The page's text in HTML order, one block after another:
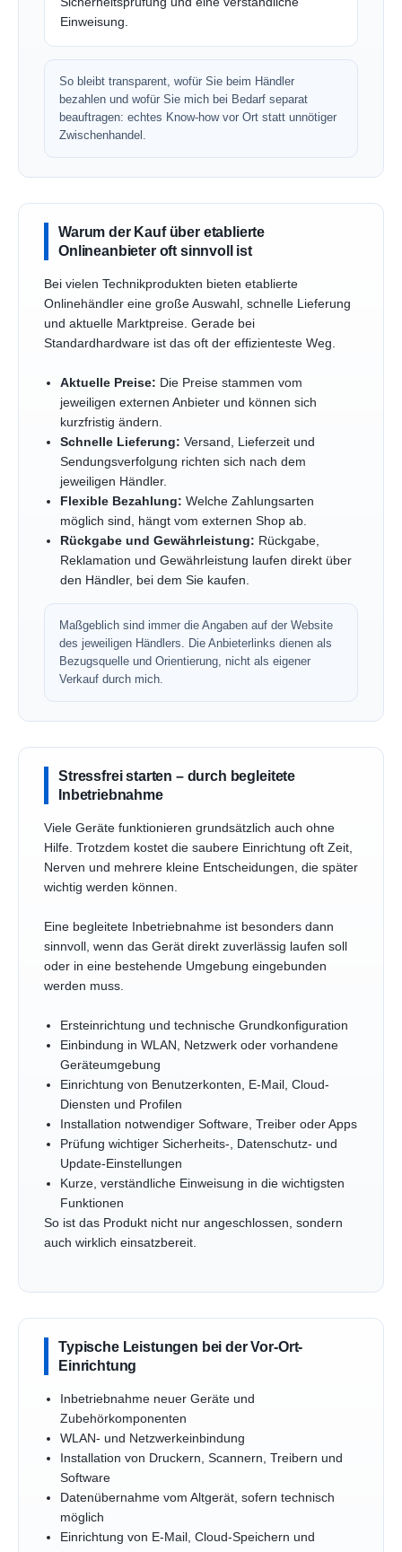
Einweisung.
So bleibt transparent, wofür Sie beim Händler
bezahlen und wofür Sie mich bei Bedarf separat
beauftragen: echtes Know-how vor Ort statt unnötiger
Zwischenhandel.
Warum der Kauf über etablierte
Onlineanbieter oft sinnvoll ist
Bei vielen Technikprodukten bieten etablierte
Onlinehändler eine große Auswahl, schnelle Lieferung
und aktuelle Marktpreise. Gerade bei
Standardhardware ist das oft der effizienteste Weg.
Aktuelle Preise: Die Preise stammen vom
jeweiligen externen Anbieter und können sich
kurzfristig ändern.
Schnelle Lieferung: Versand, Lieferzeit und
Sendungsverfolgung richten sich nach dem
jeweiligen Händler.
Flexible Bezahlung: Welche Zahlungsarten
möglich sind, hängt vom externen Shop ab.
Rückgabe und Gewährleistung: Rückgabe,
Reklamation und Gewährleistung laufen direkt über
den Händler, bei dem Sie kaufen.
Maßgeblich sind immer die Angaben auf der Website
des jeweiligen Händlers. Die Anbieterlinks dienen als
Bezugsquelle und Orientierung, nicht als eigener
Verkauf durch mich.
Stressfrei starten – durch begleitete
Inbetriebnahme
Viele Geräte funktionieren grundsätzlich auch ohne
Hilfe. Trotzdem kostet die saubere Einrichtung oft Zeit,
Nerven und mehrere kleine Entscheidungen, die später
wichtig werden können.
Eine begleitete Inbetriebnahme ist besonders dann
sinnvoll, wenn das Gerät direkt zuverlässig laufen soll
oder in eine bestehende Umgebung eingebunden
werden muss.
Ersteinrichtung und technische Grundkonfiguration
Einbindung in WLAN, Netzwerk oder vorhandene
Geräteumgebung
Einrichtung von Benutzerkonten, E-Mail, Cloud-
Diensten und Profilen
Installation notwendiger Software, Treiber oder Apps
Prüfung wichtiger Sicherheits-, Datenschutz- und
Update-Einstellungen
Kurze, verständliche Einweisung in die wichtigsten
Funktionen
So ist das Produkt nicht nur angeschlossen, sondern
auch wirklich einsatzbereit.
Typische Leistungen bei der Vor-Ort-
Einrichtung
Inbetriebnahme neuer Geräte und
Zubehörkomponenten
WLAN- und Netzwerkeinbindung
Installation von Druckern, Scannern, Treibern und
Software
Datenübernahme vom Altgerät, sofern technisch
möglich
Einrichtung von E-Mail, Cloud-Speichern und